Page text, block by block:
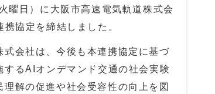
曜日）に大阪市高速電気軌道株式会
協定を締結しました。
会社は、今後も本連携協定に基づ
るAIオンデマンド交通の社会実験
解の促進や社会受容性の向上を図